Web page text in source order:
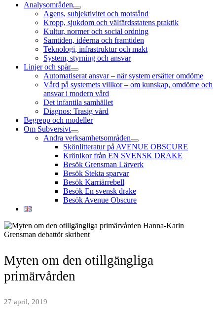
Analysområden
öppna
meny
Agens, subjektivitet och motstånd
Kropp, sjukdom och välfärdsstatens praktik
Kultur, normer och social ordning
Samtiden, idéerna och framtiden
Teknologi, infrastruktur och makt
System, styrning och ansvar
Linjer och spår
öppna
meny
Automatiserat ansvar – när system ersätter omdöme
Vård på systemets villkor – om kunskap, omdöme och
ansvar i modern vård
Det infantila samhället
Diagnos: Trasig vård
Begrepp och modeller
Om Subversivt
öppna
meny
Andra verksamhetsområden
öppna
meny
Skönlitteratur på AVENUE OBSCURE
Krönikor från EN SVENSK DRAKE
Besök Grensman Lärverk
Besök Stekta sparvar
Besök Karriärrebell
Besök En svensk drake
Besök Avenue Obscure
Myten om den otillgängliga
primärvården
27 april, 2019